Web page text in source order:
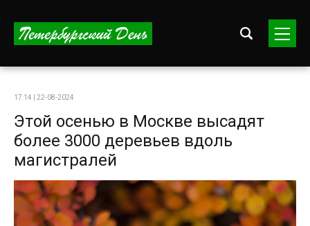
17:14 | 22-08-2024
Этой осенью в Москве высадят
более 3000 деревьев вдоль
магистралей